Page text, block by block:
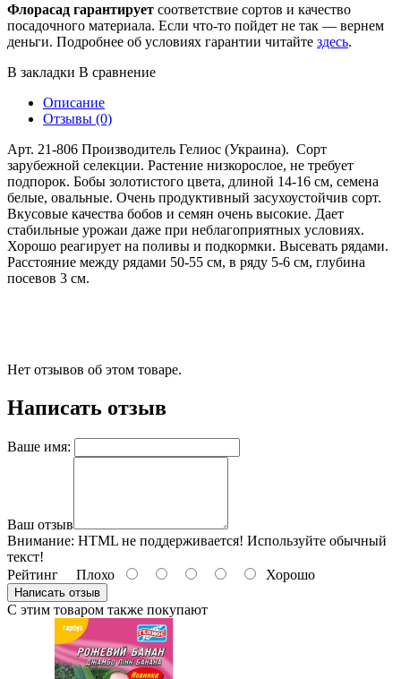
Флорасад гарантирует соответствие сортов и качество
посадочного материала. Если что-то пойдет не так — вернем
деньги. Подробнее об условиях гарантии читайте здесь.
В закладки В сравнение
Описание
Отзывы (0)
Арт. 21-806 Производитель Гелиос (Украина). Сорт
зарубежной селекции. Растение низкорослое, не требует
подпорок. Бобы золотистого цвета, длиной 14-16 см, семена
белые, овальные. Очень продуктивный засухоустойчив сорт.
Вкусовые качества бобов и семян очень высокие. Дает
стабильные урожаи даже при неблагоприятных условиях.
Хорошо реагирует на поливы и подкормки. Высевать рядами.
Расстояние между рядами 50-55 см, в ряду 5-6 см, глубина
посевов 3 см.
Нет отзывов об этом товаре.
Написать отзыв
Ваше имя:
Ваш отзыв
Внимание: HTML не поддерживается! Используйте обычный
текст!
Рейтинг Плохо Хорошо
Написать отзыв
С этим товаром также покупают